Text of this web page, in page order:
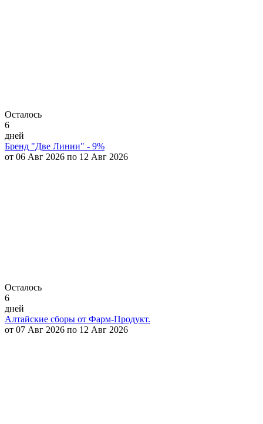
Осталось
6
дней
Бренд "Две Линии" - 9%
от 06 Авг 2026 по 12 Авг 2026
Осталось
6
дней
Алтайские сборы от Фарм-Продукт.
от 07 Авг 2026 по 12 Авг 2026